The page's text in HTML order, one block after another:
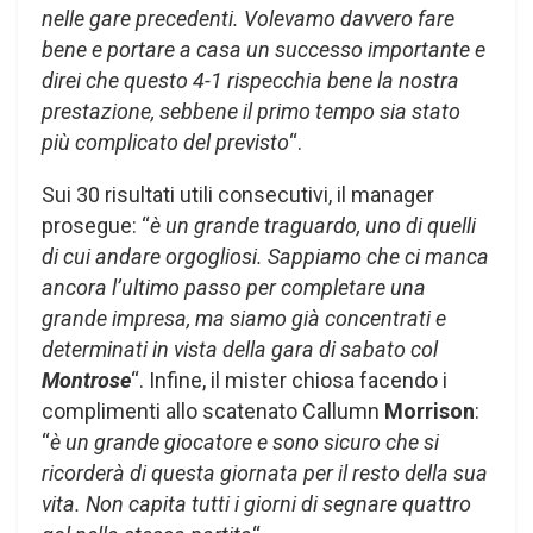
nelle gare precedenti. Volevamo davvero fare
bene e portare a casa un successo importante e
direi che questo 4-1 rispecchia bene la nostra
prestazione, sebbene il primo tempo sia stato
più complicato del previsto“.
Sui 30 risultati utili consecutivi, il manager
prosegue: “è un grande traguardo, uno di quelli
di cui andare orgogliosi. Sappiamo che ci manca
ancora l’ultimo passo per completare una
grande impresa, ma siamo già concentrati e
determinati in vista della gara di sabato col
Montrose“. Infine, il mister chiosa facendo i
complimenti allo scatenato Callumn Morrison:
“è un grande giocatore e sono sicuro che si
ricorderà di questa giornata per il resto della sua
vita. Non capita tutti i giorni di segnare quattro